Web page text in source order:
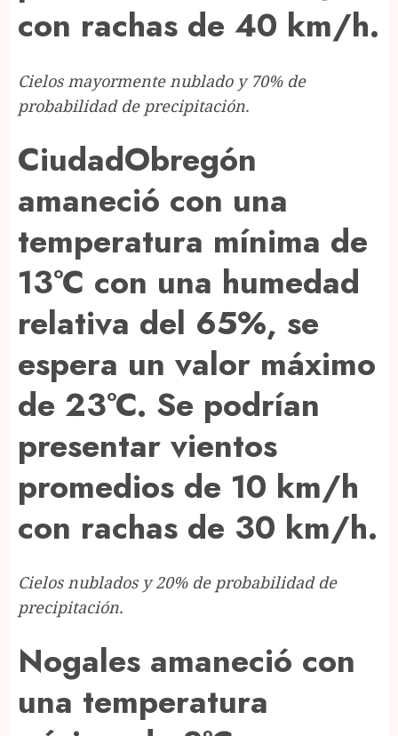
con rachas de 40 km/h.
Cielos mayormente nublado y 70% de
probabilidad de precipitación.
CiudadObregón
amaneció con una
temperatura mínima de
13°C con una humedad
relativa del 65%, se
espera un valor máximo
de 23°C. Se podrían
presentar vientos
promedios de 10 km/h
con rachas de 30 km/h.
Cielos nublados y 20% de probabilidad de
precipitación.
Nogales amaneció con
una temperatura